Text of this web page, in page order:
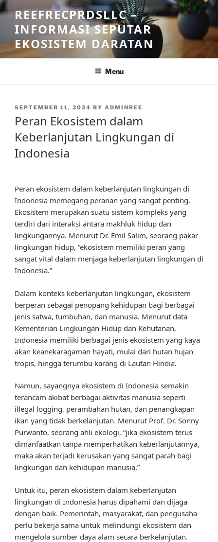
Skip
to
content
REEFRECPRDSLLC –
INFORMASI SEPUTAR
EKOSISTEM DARATAN
Menu
POSTED
SEPTEMBER 11, 2024 BY ADMINREE
Peran Ekosistem dalam
Keberlanjutan Lingkungan di
Indonesia
Peran ekosistem dalam keberlanjutan lingkungan di
Indonesia memegang peranan yang sangat penting.
Ekosistem merupakan suatu sistem kompleks yang
terdiri dari interaksi antara makhluk hidup dan
lingkungannya. Menurut Dr. Emil Salim, seorang pakar
lingkungan hidup, “ekosistem memiliki peran yang
sangat vital dalam menjaga keberlanjutan lingkungan di
Indonesia.”
Dalam konteks keberlanjutan lingkungan, ekosistem
berperan sebagai penopang kehidupan bagi berbagai
jenis satwa, tumbuhan, dan manusia. Menurut data
Kementerian Lingkungan Hidup dan Kehutanan,
Indonesia memiliki berbagai jenis ekosistem yang kaya
akan keanekaragaman hayati, mulai dari hutan hujan
tropis, hingga terumbu karang di Lautan Hindia.
Namun, sayangnya ekosistem di Indonesia semakin
terancam akibat berbagai aktivitas manusia seperti
illegal logging, perambahan hutan, dan penangkapan
ikan yang tidak berkelanjutan. Menurut Prof. Dr. Sonny
Purwanto, seorang ahli ekologi, “jika ekosistem terus
dimanfaatkan tanpa memperhatikan keberlanjutannya,
maka akan terjadi kerusakan yang sangat parah bagi
lingkungan dan kehidupan manusia.”
Untuk itu, peran ekosistem dalam keberlanjutan
lingkungan di Indonesia harus dipahami dan dijaga
dengan baik. Pemerintah, masyarakat, dan pengusaha
perlu bekerja sama untuk melindungi ekosistem dan
mengelola sumber daya alam secara berkelanjutan.